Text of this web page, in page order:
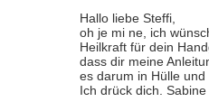
Hallo liebe Steffi,
oh je mi ne, ich
Heilkraft für dein
dass dir meine
es darum in Hülle
Ich drück dich. Sabine